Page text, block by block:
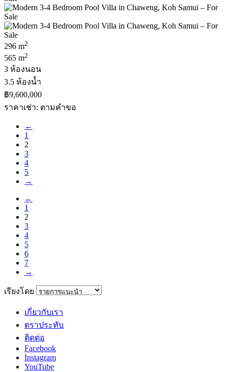
296 m2
565 m2
3 ห้องนอน
3.5 ห้องน้ำ
฿9,600,000
ราคาเช่า: ตามคําขอ
←
1
2
3
4
5
→
←
1
2
3
4
5
6
7
→
เรียงโดย
เกี่ยวกับเรา
ตราประทับ
ติดต่อ
Facebook
Instagram
YouTube